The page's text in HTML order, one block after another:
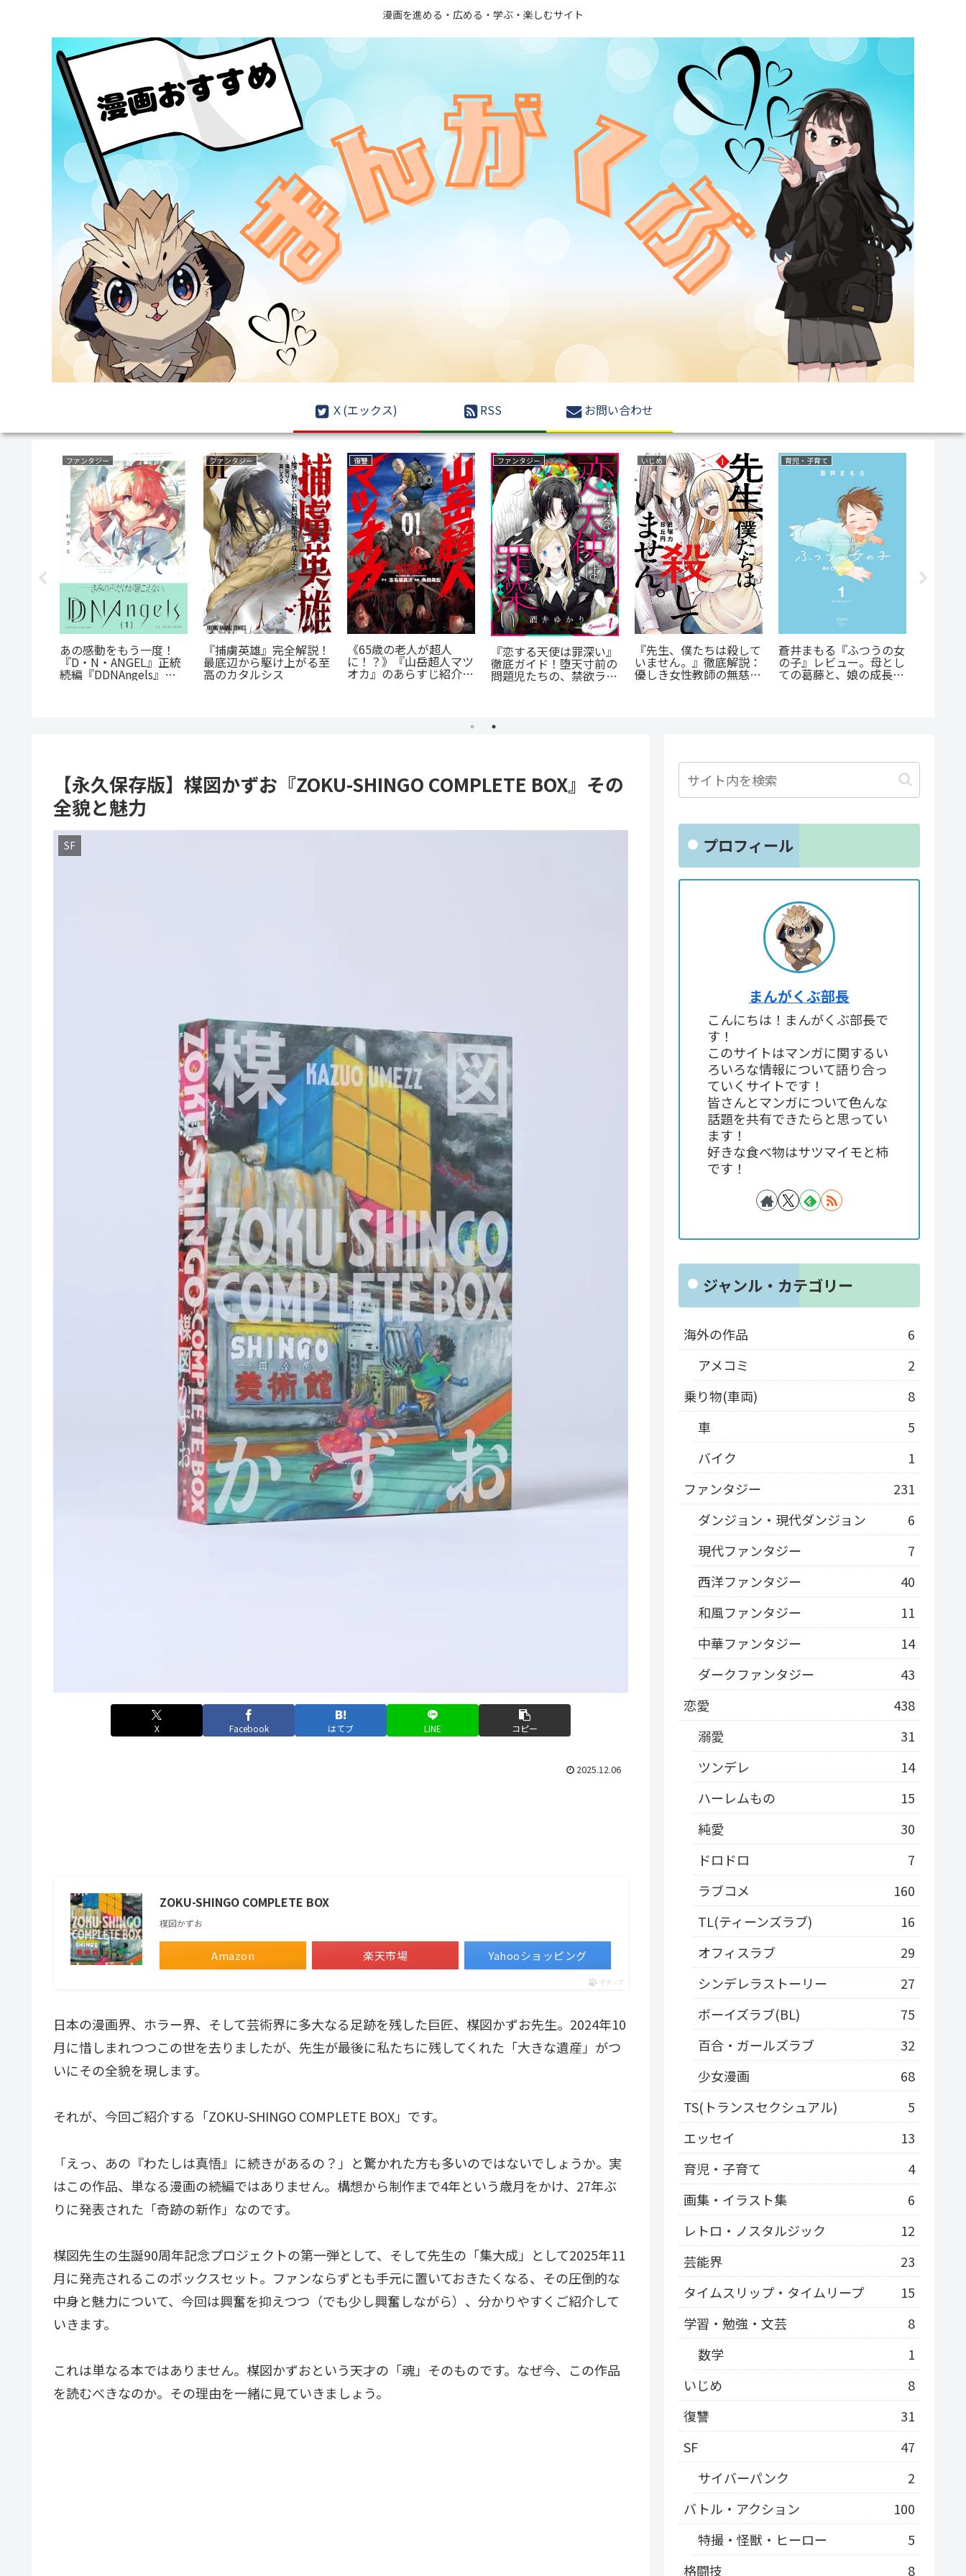
漫画を進める・広める・学ぶ・楽しむサイト
Ｘ(エックス) RSS お問い合わせ
ラブコメ
『たろうのまにまに』徹
底紹介！クズなヒモ男に
沼る人続出の理由と「ま
にまに」の意味とは？
乗り物(車両)
電車まるごと応援団！？
『今朝も揺られてます』
あらすじ紹介！乗客と見
ボーイズラブ(BL)
『たまらないのは恋なの
か』徹底解説：王道の
サスペンス
『オサナナジミとカノジ
ョと』ただの三角関係じ
ゃない、秘密が渦巻くセ
クシーサスペンスの魅力
サバイバルホラー
『群脳教室』の魅力を徹
底解説！教室が脳だら
け？衝撃サスペンスを今
すぐ読むべき5つの理由
ミステリー
『幼児A』5歳の殺人
犯、その瞳の奥に潜む闇
とは？ 衝撃作を徹底解
【永久保存版】楳図かずお『ZOKU-SHINGO COMPLETE BOX』その
全貌と魅力
SF
X Facebook はてブ LINE コピー
2025.12.06
ZOKU-SHINGO COMPLETE BOX
楳図かずお
Amazon 楽天市場 Yahooショッピング
ポチップ
日本の漫画界、ホラー界、そして芸術界に多大なる足跡を残した巨匠、楳図かずお先生。2024年10
月に惜しまれつつこの世を去りましたが、先生が最後に私たちに残してくれた「大きな遺産」がつ
いにその全貌を現します。
それが、今回ご紹介する「ZOKU-SHINGO COMPLETE BOX」です。
「えっ、あの『わたしは真悟』に続きがあるの？」と驚かれた方も多いのではないでしょうか。実
はこの作品、単なる漫画の続編ではありません。構想から制作まで4年という歳月をかけ、27年ぶ
りに発表された「奇跡の新作」なのです。
楳図先生の生誕90周年記念プロジェクトの第一弾として、そして先生の「集大成」として2025年11
月に発売されるこのボックスセット。ファンならずとも手元に置いておきたくなる、その圧倒的な
中身と魅力について、今回は興奮を抑えつつ（でも少し興奮しながら）、分かりやすくご紹介して
いきます。
これは単なる本ではありません。楳図かずおという天才の「魂」そのものです。なぜ今、この作品
を読むべきなのか。その理由を一緒に見ていきましょう。
プロフィール
まんがくぶ部長
こんにちは！まんがくぶ部長で
す！
このサイトはマンガに関するい
ろいろな情報について語り合っ
ていくサイトです！
皆さんとマンガについて色んな
話題を共有できたらと思ってい
ます！
好きな食べ物はサツマイモと柿
です！
ジャンル・カテゴリー
海外の作品
6
アメコミ
2
乗り物(車両)
8
車
5
バイク
1
ファンタジー
231
ダンジョン・現代ダンジョン
6
現代ファンタジー
7
西洋ファンタジー
40
和風ファンタジー
11
中華ファンタジー
14
ダークファンタジー
43
恋愛
438
溺愛
31
ツンデレ
14
ハーレムもの
15
純愛
30
ドロドロ
7
ラブコメ
160
TL(ティーンズラブ)
16
オフィスラブ
29
シンデレラストーリー
27
ボーイズラブ(BL)
75
百合・ガールズラブ
32
少女漫画
68
TS(トランスセクシュアル)
5
エッセイ
13
育児・子育て
4
画集・イラスト集
6
レトロ・ノスタルジック
12
芸能界
23
タイムスリップ・タイムリープ
15
学習・勉強・文芸
8
数学
1
いじめ
8
復讐
31
SF
47
サイバーパンク
2
バトル・アクション
100
特撮・怪獣・ヒーロー
5
格闘技
8